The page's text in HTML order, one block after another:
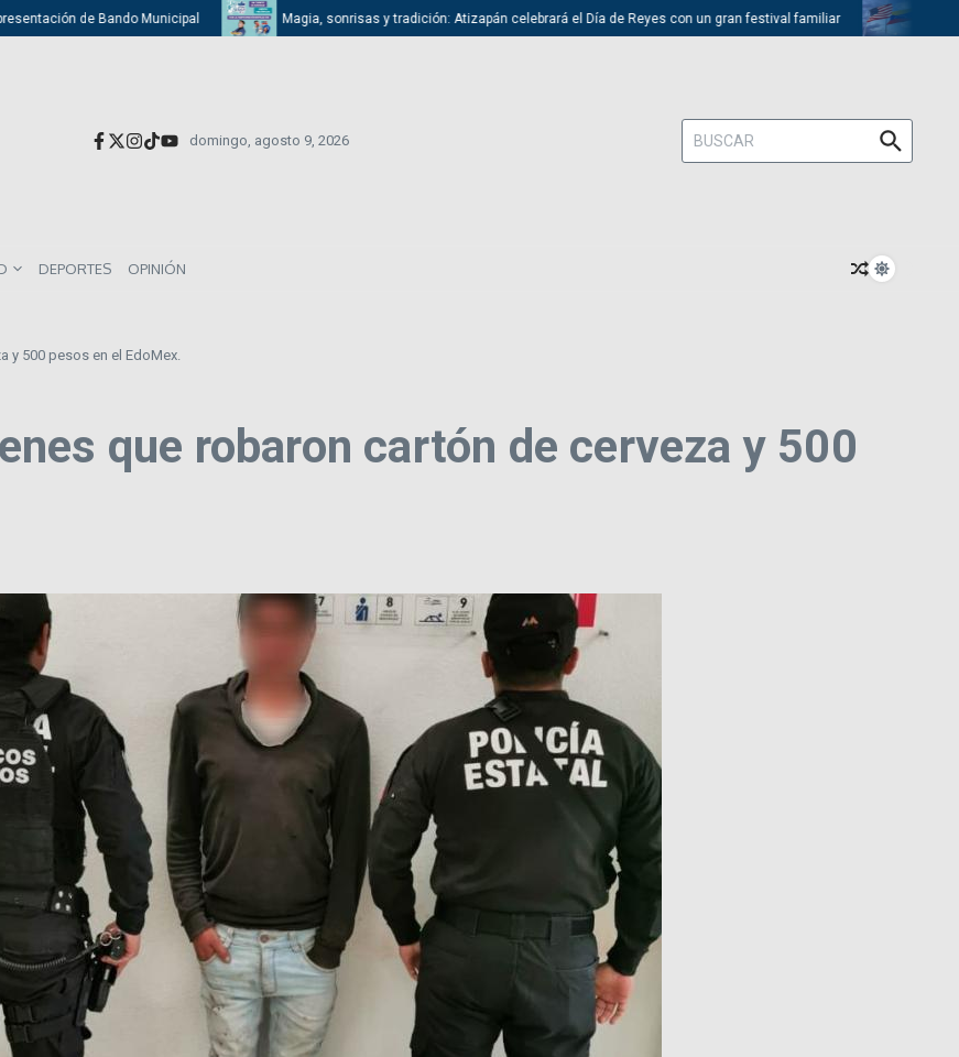
de Bando Municipal Magia, sonrisas y tradición: Atizapán celebrará el Día de Reyes con un gran festival familiar Trump
domingo, agosto 9, 2026
Buscar:
DEPORTES OPINIÓN
y 500 pesos en el EdoMex.
que robaron cartón de cerveza y 500